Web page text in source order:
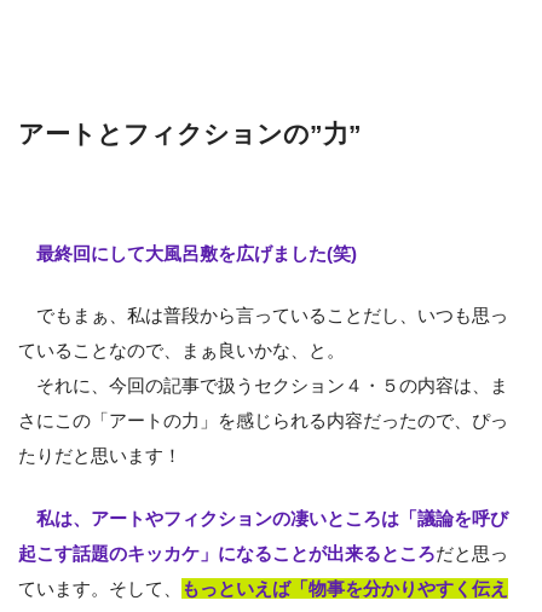
アートとフィクションの”力”
最終回にして大風呂敷を広げました(笑)
でもまぁ、私は普段から言っていることだし、いつも思っ
ていることなので、まぁ良いかな、と。
それに、今回の記事で扱うセクション４・５の内容は、ま
さにこの「アートの力」を感じられる内容だったので、ぴっ
たりだと思います！
私は、アートやフィクションの凄いところは「議論を呼び
起こす話題のキッカケ」になることが出来るところだと思っ
ています。そして、
もっといえば「物事を分かりやすく伝え